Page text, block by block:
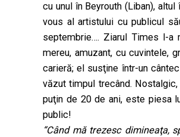
cu unul în Beyrouth (Liban),
vous al artistului cu publicul
septembrie…. Ziarul Times l-a
mereu, amuzant, cu cuvintele,
carieră; el susţine într-un
văzut timpul trecând.
puţin de 20 de ani, este piesa
public!
“Când mă trezesc dimineaţa,